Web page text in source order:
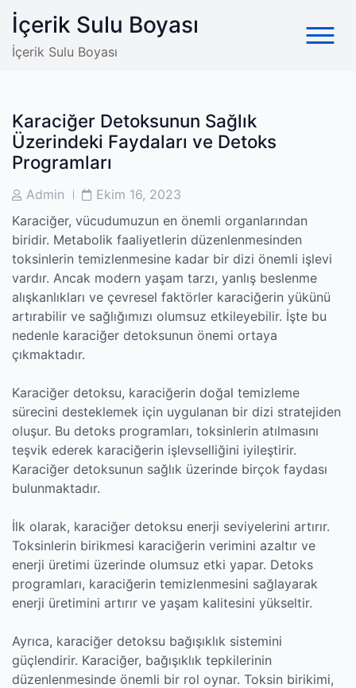
Skip
content
İçerik Sulu Boyası
İçerik Sulu Boyası
Karaciğer Detoksunun Sağlık
Üzerindeki Faydaları ve Detoks
Programları
PostAdmin
PostEkim 16, 2023
Karaciğer, vücudumuzun en önemli organlarından
biridir. Metabolik faaliyetlerin düzenlenmesinden
toksinlerin temizlenmesine kadar bir dizi önemli işlevi
vardır. Ancak modern yaşam tarzı, yanlış beslenme
alışkanlıkları ve çevresel faktörler karaciğerin yükünü
artırabilir ve sağlığımızı olumsuz etkileyebilir. İşte bu
nedenle karaciğer detoksunun önemi ortaya
çıkmaktadır.
Karaciğer detoksu, karaciğerin doğal temizleme
sürecini desteklemek için uygulanan bir dizi stratejiden
oluşur. Bu detoks programları, toksinlerin atılmasını
teşvik ederek karaciğerin işlevselliğini iyileştirir.
Karaciğer detoksunun sağlık üzerinde birçok faydası
bulunmaktadır.
İlk olarak, karaciğer detoksu enerji seviyelerini artırır.
Toksinlerin birikmesi karaciğerin verimini azaltır ve
enerji üretimi üzerinde olumsuz etki yapar. Detoks
programları, karaciğerin temizlenmesini sağlayarak
enerji üretimini artırır ve yaşam kalitesini yükseltir.
Ayrıca, karaciğer detoksu bağışıklık sistemini
güçlendirir. Karaciğer, bağışıklık tepkilerinin
düzenlenmesinde önemli bir rol oynar. Toksin birikimi,